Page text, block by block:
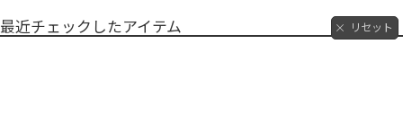
最近チェックしたアイテム リセット